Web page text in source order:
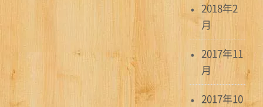
2018年2
月
2017年11
月
2017年10